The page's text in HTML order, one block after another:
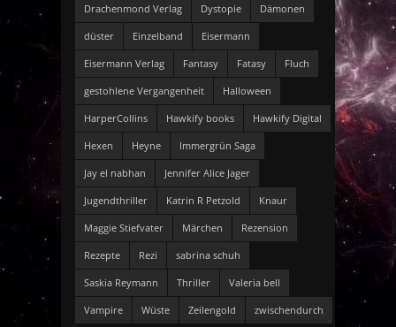
Drachenmond Verlag Dystopie Dämonen
düster Einzelband Eisermann
Eisermann Verlag Fantasy Fatasy Fluch
gestohlene Vergangenheit Halloween
HarperCollins Hawkify books Hawkify Digital
Hexen Heyne Immergrün Saga
Jay el nabhan Jennifer Alice Jager
Jugendthriller Katrin R Petzold Knaur
Maggie Stiefvater Märchen Rezension
Rezepte Rezi sabrina schuh
Saskia Reymann Thriller Valeria bell
Vampire Wüste Zeilengold zwischendurch